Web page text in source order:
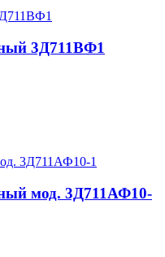
3Д711ВФ1
мод. 3Д711АФ10-